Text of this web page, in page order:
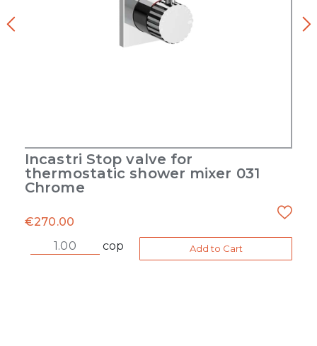
Incastri Stop valve for
thermostatic shower mixer 031
Chrome
€270.00
cop
Add to Cart